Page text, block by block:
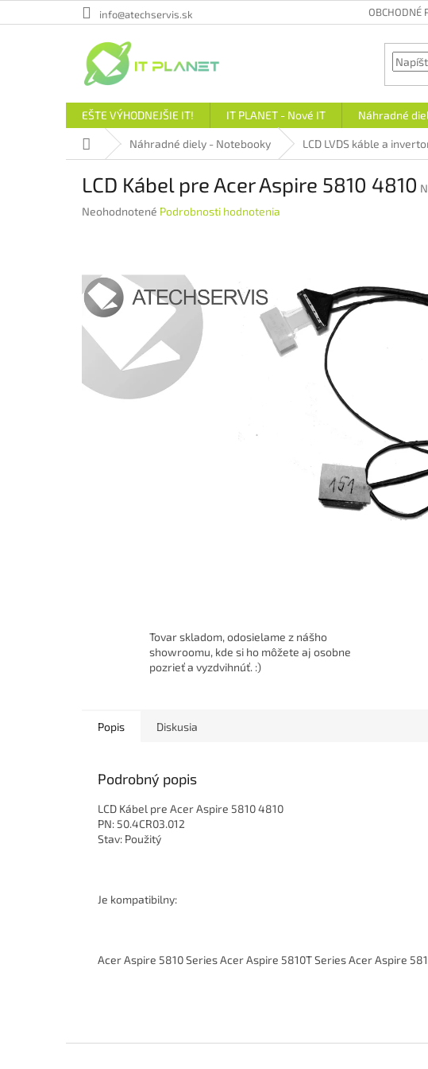
na
info@atechservis.sk OBCHODNÉ
EŠTE VÝHODNEJŠIE IT! IT PLANET - Nové IT Náhradné
DomovNáhradné diely - Notebooky LCD LVDS káble a
LCD Kábel pre Acer Aspire 5810 4810
Priemerné
z
5
hviezdičiek.
Neohodnotené Podrobnosti hodnotenia
Tovar skladom, odosielame z nášho
showroomu, kde si ho môžete aj osobne
pozrieť a vyzdvihnúť. :)
Popis Diskusia
Podrobný popis
LCD Kábel pre Acer Aspire 5810 4810
PN: 50.4CR03.012
Stav: Použitý
Je kompatibilny:
Acer Aspire 5810 Series Acer Aspire 5810T Series Acer Aspire